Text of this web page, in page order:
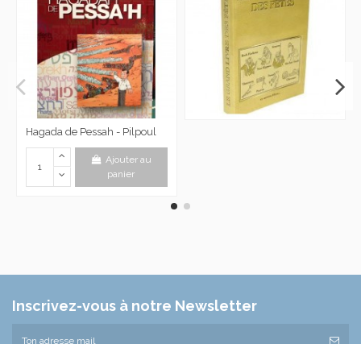
Hagada de Pessah - Pilpoul
Ajouter au
panier
Inscrivez-vous à notre Newsletter